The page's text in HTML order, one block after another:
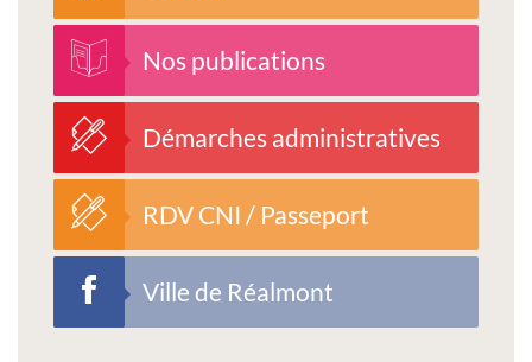
Nos publications
Démarches administratives
RDV CNI / Passeport
Ville de Réalmont